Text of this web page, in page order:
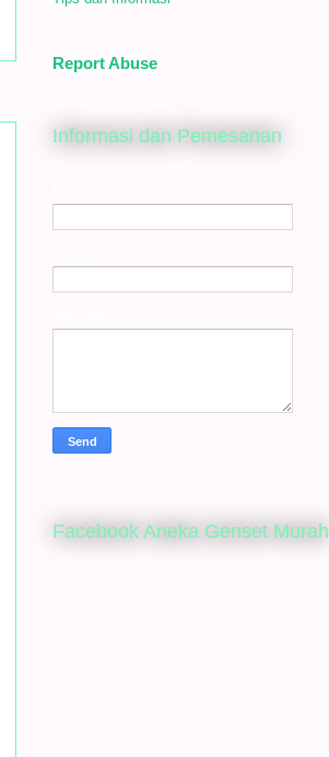
Report Abuse
Informasi dan Pemesanan
Facebook Aneka Genset Murah